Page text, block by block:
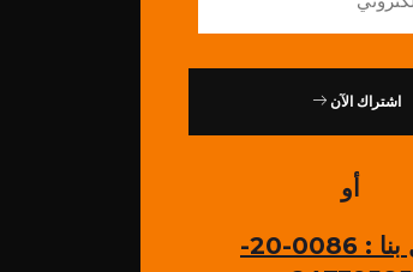
اشتراك الآن
أو
اتصل بنا : 0086-20-